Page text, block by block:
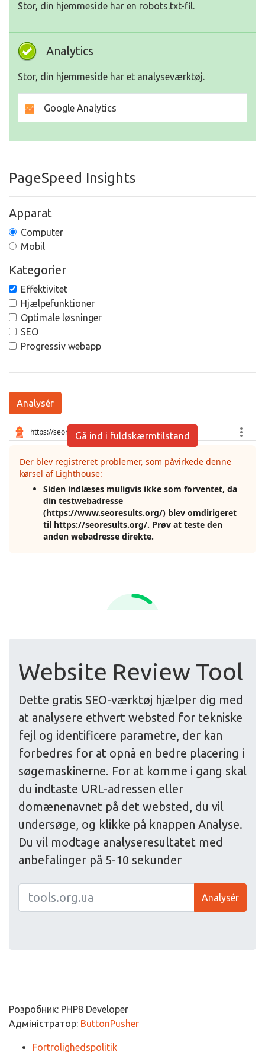
Stor, din hjemmeside har en robots.txt-fil.
Analytics
Stor, din hjemmeside har et analyseværktøj.
Google Analytics
PageSpeed Insights
Apparat
Computer
Mobil
Kategorier
Effektivitet
Hjælpefunktioner
Optimale løsninger
SEO
Progressiv webapp
Analysér
Gå ind i fuldskærmtilstand
Website Review Tool
Dette gratis SEO-værktøj hjælper dig med
at analysere ethvert websted for tekniske
fejl og identificere parametre, der kan
forbedres for at opnå en bedre placering i
søgemaskinerne. For at komme i gang skal
du indtaste URL-adressen eller
domænenavnet på det websted, du vil
undersøge, og klikke på knappen Analyse.
Du vil modtage analyseresultatet med
anbefalinger på 5-10 sekunder
Analysér
Розробник: PHP8 Developer
Адміністратор: ButtonPusher
Fortrolighedspolitik